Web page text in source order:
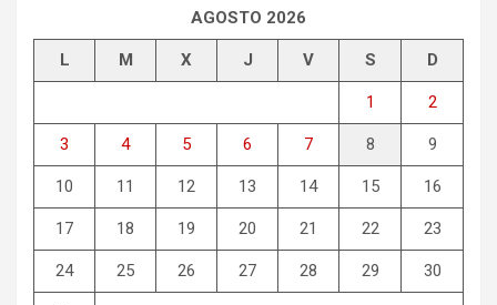
AGOSTO 2026
L M X J V S D
1 2
3 4 5 6 7 8 9
10 11 12 13 14 15 16
17 18 19 20 21 22 23
24 25 26 27 28 29 30